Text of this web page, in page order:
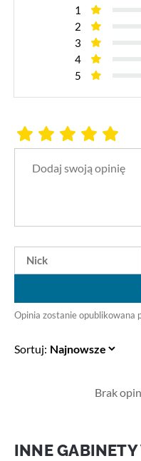
1
2
3
4
5
Opinia zostanie opublikowana
Sortuj:
Brak
INNE